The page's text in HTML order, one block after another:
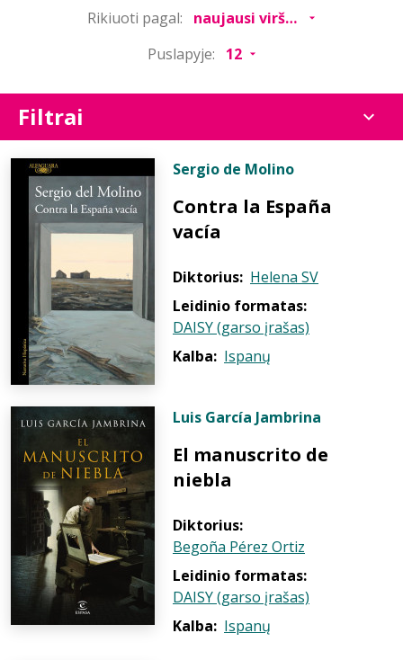
Rikiuoti pagal:
Puslapyje:
Filtrai
Sergio de Molino
Contra la España
vacía
Diktorius: Helena SV
Leidinio formatas:
DAISY (garso įrašas)
Kalba: Ispanų
Luis García Jambrina
El manuscrito de
niebla
Diktorius:
Begoña Pérez Ortiz
Leidinio formatas:
DAISY (garso įrašas)
Kalba: Ispanų